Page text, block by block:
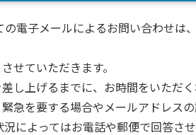
電子メールによるお問い合わせは
せていただきます。
し上げるまでに、お時間をいただく
急を要する場合やメールアドレス
によってはお電話や郵便で回答さ